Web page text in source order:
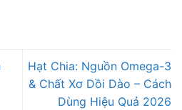
Hạt Chia: Nguồn Omega-3
& Chất Xơ Dồi Dào – Cách
Dùng Hiệu Quả 2026